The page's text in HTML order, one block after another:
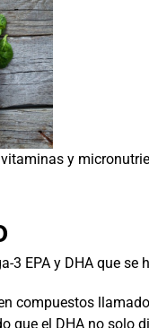
y
3 EPA y DHA que
compuestos
que el DHA no solo